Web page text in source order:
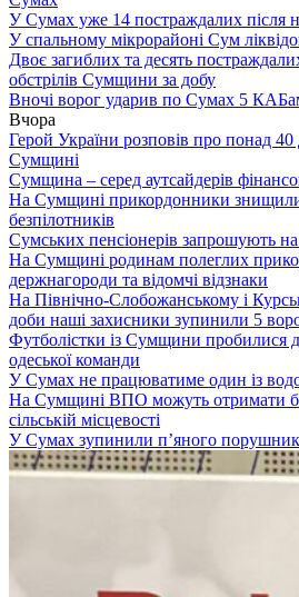
У Сумах уже 14 постраждалих після
У спальному мікрорайоні Сум
Двоє загиблих та десять
обстрілів Сумщини за добу
Вночі ворог ударив по Сумах 5
Вчора
Герой України розповів про понад 40
Сумщині
Сумщина – серед аутсайдерів
На Сумщині прикордонники знищили
безпілотників
Сумських пенсіонерів запрошують на
На Сумщині родинам полеглих
держнагороди та відомчі відзнаки
На Північно-Слобожанському і
доби наші захисники зупинили 5
Футболістки із Сумщини пробилися
одеської команди
У Сумах не працюватиме один із
На Сумщині ВПО можуть отримати
сільській місцевості
У Сумах зупинили п’яного